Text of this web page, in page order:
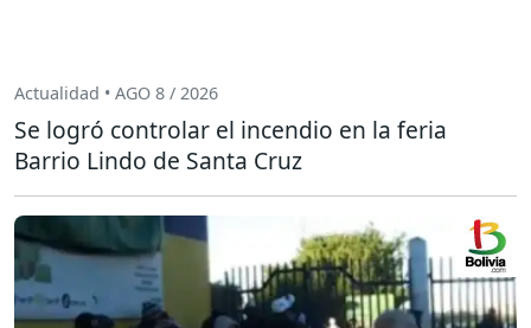
Actualidad • AGO 8 / 2026
Se logró controlar el incendio en la feria
Barrio Lindo de Santa Cruz